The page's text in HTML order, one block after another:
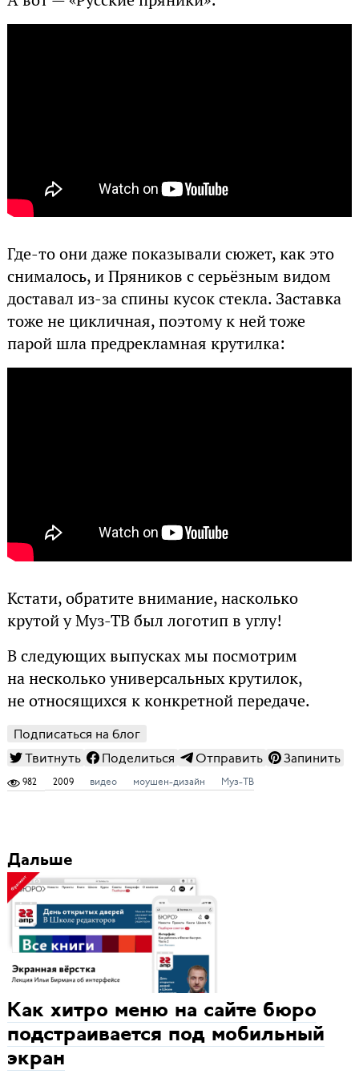
Где-то они даже показывали сюжет, как это
снималось, и Пряников с серьёзным видом
доставал из-за спины кусок стекла. Заставка
тоже не цикличная, поэтому к ней тоже
парой шла предрекламная крутилка:
Кстати, обратите внимание, насколько
крутой у Муз-ТВ был логотип в углу!
В следующих выпусках мы посмотрим
на несколько универсальных крутилок,
не относящихся к конкретной передаче.
Подписаться на блог
Твитнуть
Поделиться Отправить Запинить
982 2009 видео моушен-дизайн Муз-ТВ
Дальше
Как хитро меню на сайте бюро
подстраивается под мобильный
экран